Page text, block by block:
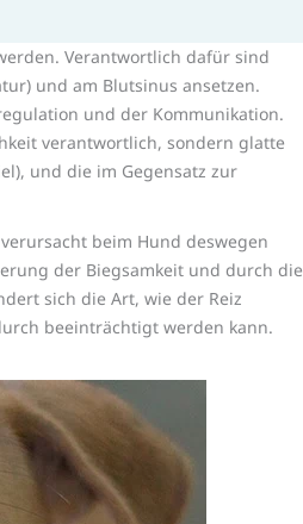
Verantwortlich dafür sind
und am Blutsinus ansetzen.
und der Kommunikation.
verantwortlich, sondern glatte
und die im Gegensatz zur
beim Hund deswegen
der Biegsamkeit und durch die
sich die Art, wie der Reiz
beeinträchtigt werden kann.